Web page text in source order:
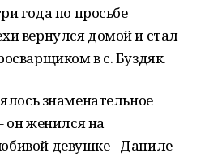
года по просьбе
вернулся домой и стал
в с. Буздяк.
знаменательное
он женился на
девушке - Даниле